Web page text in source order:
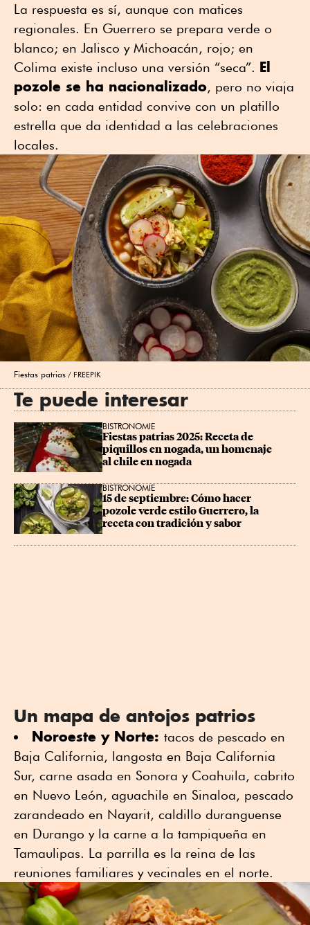
La respuesta es sí, aunque con matices
regionales. En Guerrero se prepara verde o
blanco; en Jalisco y Michoacán, rojo; en
Colima existe incluso una versión “seca”. El
pozole se ha nacionalizado, pero no viaja
solo: en cada entidad convive con un platillo
estrella que da identidad a las celebraciones
locales.
Fiestas patrias FREEPIK
Te puede interesar
BISTRONOMIE
Fiestas patrias 2025: Receta de
piquillos en nogada, un homenaje
al chile en nogada
BISTRONOMIE
15 de septiembre: Cómo hacer
pozole verde estilo Guerrero, la
receta con tradición y sabor
Un mapa de antojos patrios
Noroeste y Norte: tacos de pescado en
Baja California, langosta en Baja California
Sur, carne asada en Sonora y Coahuila, cabrito
en Nuevo León, aguachile en Sinaloa, pescado
zarandeado en Nayarit, caldillo duranguense
en Durango y la carne a la tampiqueña en
Tamaulipas. La parrilla es la reina de las
reuniones familiares y vecinales en el norte.